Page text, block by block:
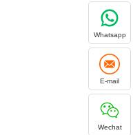
Whatsapp
E-mail
Wechat